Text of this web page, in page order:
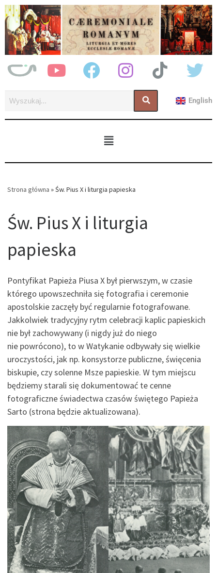
English
Strona główna »Św. Pius X i liturgia papieska
Św. Pius X i liturgia
papieska
Pontyfikat Papieża Piusa X był pierwszym, w czasie
którego upowszechniła się fotografia i ceremonie
apostolskie zaczęły być regularnie fotografowane.
Jakkolwiek tradycyjny rytm celebracji kaplic papieskich
nie był zachowywany (i nigdy już do niego
nie powrócono), to w Watykanie odbywały się wielkie
uroczystości, jak np. konsystorze publiczne, święcenia
biskupie, czy solenne Msze papieskie. W tym miejscu
będziemy starali się dokumentować te cenne
fotograficzne świadectwa czasów świętego Papieża
Sarto (strona będzie aktualizowana).